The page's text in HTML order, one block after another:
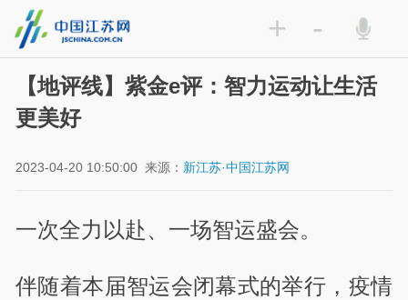
+ -
【地评线】紫金e评：智力运动让生活
更美好
2023-04-20 10:50:00 来源： 新江苏·中国江苏网
一次全力以赴、一场智运盛会。
伴随着本届智运会闭幕式的举行，疫情